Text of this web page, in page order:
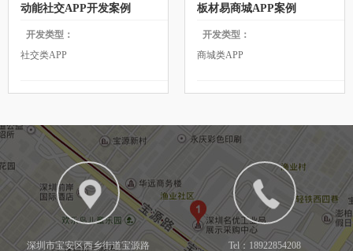
动能社交APP开发案例
开发类型：
社交类APP
板材易商城APP案例
开发类型：
商城类APP
深圳市宝安区西乡街道宝源路 Tel：18922854208